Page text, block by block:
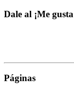
Dale al ¡Me
Páginas